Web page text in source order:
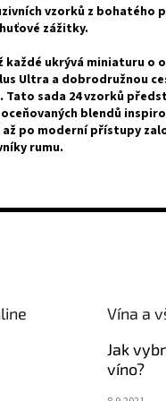
vzorků z bohatého
zážitky.
ukrývá miniaturu o
Ultra a dobrodružnou
sada 24 vzorků
blendů
po moderní přístupy
rumu.
Vína a
Jak
víno?